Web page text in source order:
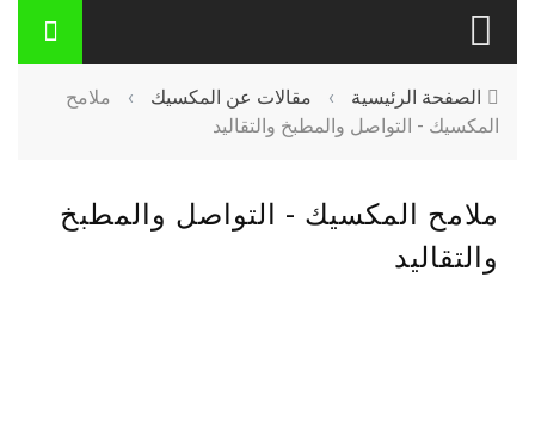
الصفحة الرئيسية › مقالات عن المكسيك ›
ملامح
المكسيك - التواصل والمطبخ والتقاليد
ملامح المكسيك - التواصل والمطبخ
والتقاليد